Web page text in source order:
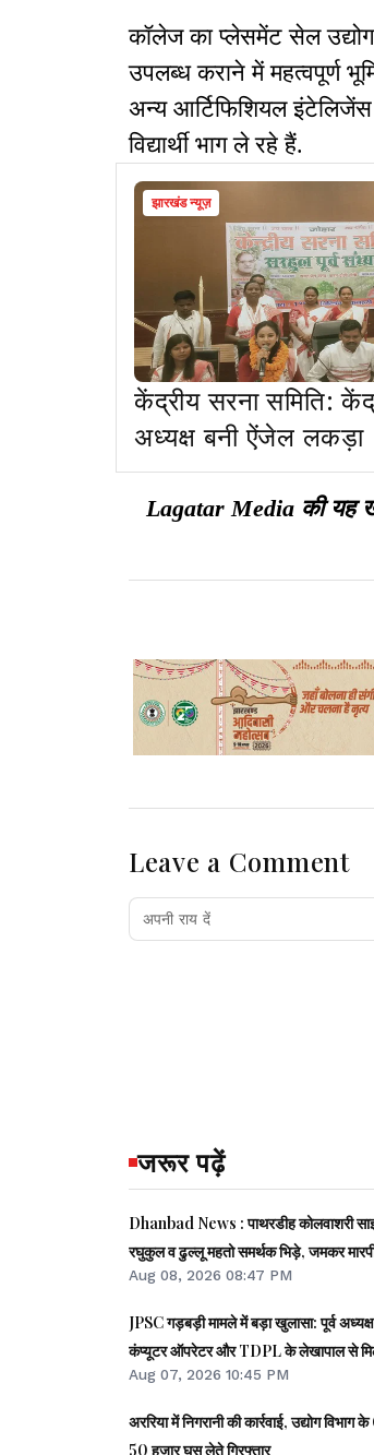
कॉलेज का प्लेसमेंट सेल
उपलब्ध कराने में महत्वपूर्ण
अन्य आर्टिफिशियल
विद्यार्थी भाग ले रहे हैं.
झारखंड न्यूज़
केंद्रीय सरना समिति:
अध्यक्ष बनी ऐंजेल लकड़ा
Lagatar Media की यह
Leave a Comment
जरूर पढ़ें
Dhanbad News : पाथरडीह कोलवाशरी
रघुकुल व ढुल्लू महतो समर्थक भिड़े, जमकर
दर्जनों घायल
Aug 08, 2026 08:47 PM
JPSC गड़बड़ी मामले में बड़ा खुलासा: पूर्व
कंप्यूटर ऑपरेटर और TDPL के लेखापाल से
अहम जानकारी
Aug 07, 2026 10:45 PM
अररिया में निगरानी की कार्रवाई, उद्योग विभाग
50 हजार घूस लेते गिरफ्तार